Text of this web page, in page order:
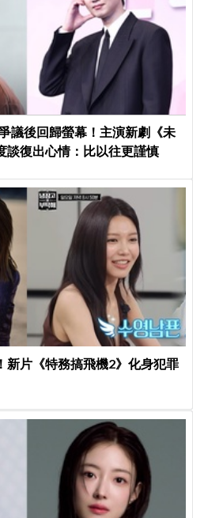
議後回歸螢幕！主演新劇《未
談復出心情：比以往更謹慎
新片《特務搞飛機2》化身犯罪